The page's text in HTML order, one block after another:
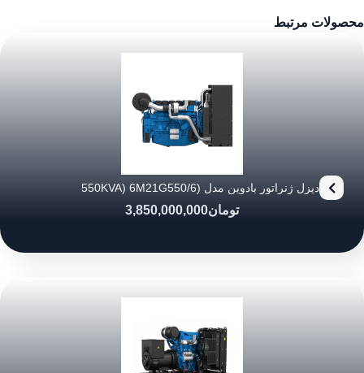
محصولات مرتبط
دیزل ژنراتور بادوین مدل (550KVA) 6M21G550/6
تومان3,850,000,000